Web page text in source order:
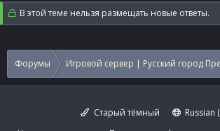
В этой теме нельзя размещать новые ответы.
Форумы Игровой сервер | Русский город
Старый тёмный
Russian